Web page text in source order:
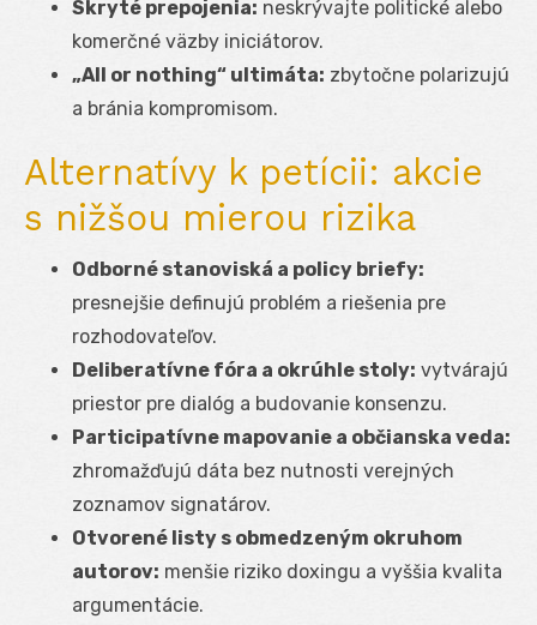
Skryté prepojenia: neskrývajte politické alebo
komerčné väzby iniciátorov.
„All or nothing“ ultimáta: zbytočne polarizujú
a bránia kompromisom.
Alternatívy k petícii: akcie
s nižšou mierou rizika
Odborné stanoviská a policy briefy:
presnejšie definujú problém a riešenia pre
rozhodovateľov.
Deliberatívne fóra a okrúhle stoly: vytvárajú
priestor pre dialóg a budovanie konsenzu.
Participatívne mapovanie a občianska veda:
zhromažďujú dáta bez nutnosti verejných
zoznamov signatárov.
Otvorené listy s obmedzeným okruhom
autorov: menšie riziko doxingu a vyššia kvalita
argumentácie.